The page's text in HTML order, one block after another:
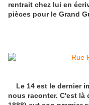
rentrait chez lui en
pièces pour le Grand
Le 14 est le dernier
nous raconter. C'est là